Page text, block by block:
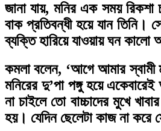
জানা যায়, মনির এক সময়
বাক প্রতিবন্ধী হয়ে যান তিনি।
ব্যক্তি হারিয়ে যাওয়ায় ঘন
কমলা বলেন, ‘আগে আমার স্বামী
মনিরের দু’পা পঙ্গু হয়ে
না চাইলে তো বাচ্চাদের মুখে
হয়। যেদিন ছেলেটা কাজ না